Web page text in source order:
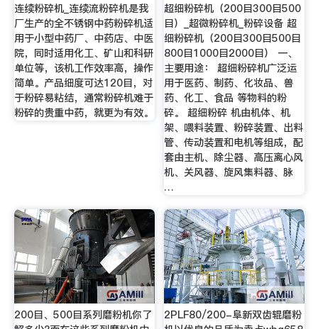
连续粉碎机_连续流粉碎机是我
厂生产的全不锈钢中药粉碎机适
用于小型中药厂、中药店、中医
院，同时适用化工、矿山和科研
单位等，该机工作效率高，操作
简单。产品细度可达120目，对
于粉碎易粘结，通常粉碎机难于
粉碎的贵重中药，就更为有效。
超细粉碎机（200目300目500
目）_超微粉碎机_粉碎设备 超
细粉碎机（200目300目500目
800目1000目2000目） 一、
主要用途： 超细粉碎机广泛运
用于医药、制药、化妆品、兽
药、化工、食品 等物料的粉
碎。 超细粉碎 机由机体、机
架、喂料装置、粉碎装置、出料
管、传动装置和电机等组成，配
套由主机、除尘器、高压离心风
机、关风器、旋风集料器、脉
…
200目、500目系列磨粉机你了
2PLF80/200-阜新双齿辊磨粉